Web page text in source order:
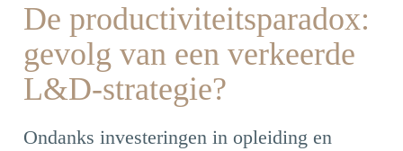
De productiviteitsparadox:
gevolg van een verkeerde
L&D-strategie?
Ondanks investeringen in opleiding en